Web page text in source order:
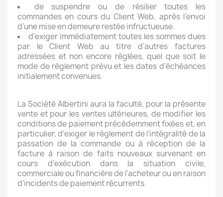
de suspendre ou de résilier toutes les
commandes en cours du Client Web, après l’envoi
d’une mise en demeure restée infructueuse.
d’exiger immédiatement toutes les sommes dues
par le Client Web au titre d’autres factures
adressées et non encore réglées, quel que soit le
mode de règlement prévu et les dates d’échéances
initialement convenues.
La Société Albertini aura la faculté, pour la présente
vente et pour les ventes ultérieures, de modifier les
conditions de paiement précédemment fixées et, en
particulier, d’exiger le règlement de l’intégralité de la
passation de la commande ou à réception de la
facture à raison de faits nouveaux survenant en
cours d’exécution dans la situation civile,
commerciale ou financière de l’acheteur ou en raison
d’incidents de paiement récurrents.